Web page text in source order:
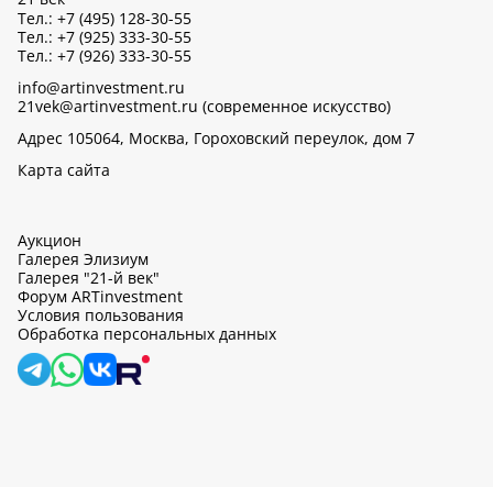
Тел.: +7 (495) 128-30-55
Тел.: +7 (925) 333-30-55
Тел.: +7 (926) 333-30-55
info@artinvestment.ru
21vek@artinvestment.ru (современное искусство)
Адрес 105064, Москва, Гороховский переулок, дом 7
Карта сайта
Аукцион
Галерея Элизиум
Галерея "21-й век"
Форум ARTinvestment
Условия пользования
Обработка персональных данных